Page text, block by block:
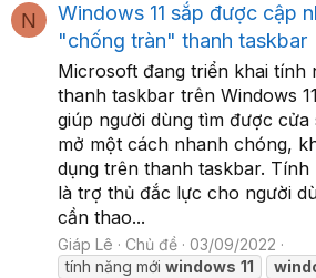
N
Windows 11 sắp được cập
"chống tràn" thanh taskbar
Microsoft đang triển khai tính
thanh taskbar trên Windows
giúp người dùng tìm được
mở một cách nhanh chóng,
dụng trên thanh taskbar.
là trợ thủ đắc lực cho người
cần thao...
Giáp Lê Chủ đề
03/09/2022
tính năng mới windows 11